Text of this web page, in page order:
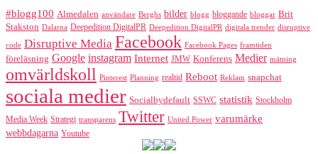
#blogg100 Almedalen användare Berghs bilder blogg bloggande bloggar Brit
Stakston Dalarna Deepedition DigitalPR Deepedition DigitalPR digitala trender disruptive
code Disruptive Media Facebook Facebook Pages framtiden
föreläsning Google instagram Internet JMW Konferens Medier mätning
omvärldskoll Pinterest Planning realtid Reboot Reklam snapchat
sociala medier Socialbydefault SSWC statistik Stockholm
Media Week Strategi transparens Twitter United Power varumärke
webbdagarna Youtube